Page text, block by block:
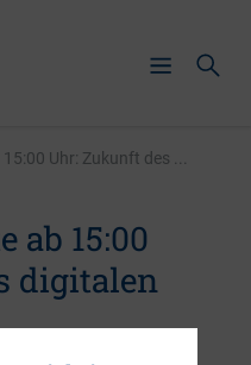
Uhr: Zukunft des ...
ab 15:00
digitalen